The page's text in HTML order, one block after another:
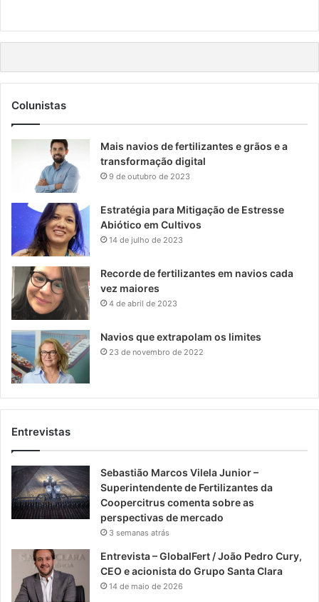
Colunistas
Mais navios de fertilizantes e grãos e a
transformação digital
9 de outubro de 2023
Estratégia para Mitigação de Estresse
Abiótico em Cultivos
14 de julho de 2023
Recorde de fertilizantes em navios cada
vez maiores
4 de abril de 2023
Navios que extrapolam os limites
23 de novembro de 2022
Entrevistas
Sebastião Marcos Vilela Junior –
Superintendente de Fertilizantes da
Coopercitrus comenta sobre as
perspectivas de mercado
3 semanas atrás
Entrevista – GlobalFert / João Pedro Cury,
CEO e acionista do Grupo Santa Clara
14 de maio de 2026